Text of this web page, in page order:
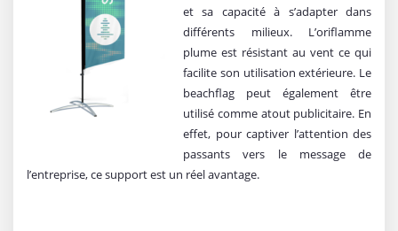
et sa capacité à s’adapter dans
différents milieux. L’oriflamme
plume est résistant au vent ce qui
facilite son utilisation extérieure. Le
beachflag peut également être
utilisé comme atout publicitaire. En
effet, pour captiver l’attention des
passants vers le message de
l’entreprise, ce support est un réel avantage.